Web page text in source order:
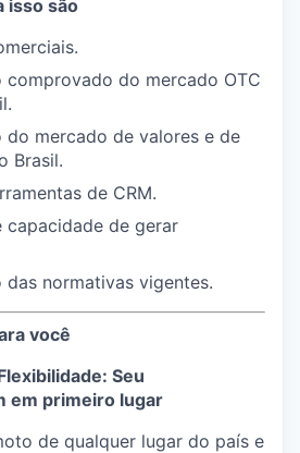
isso são
comprovado do mercado OTC
do mercado de valores e de
Brasil.
de CRM.
capacidade de gerar
das normativas vigentes.
você
Seu
em primeiro lugar
de qualquer lugar do país e